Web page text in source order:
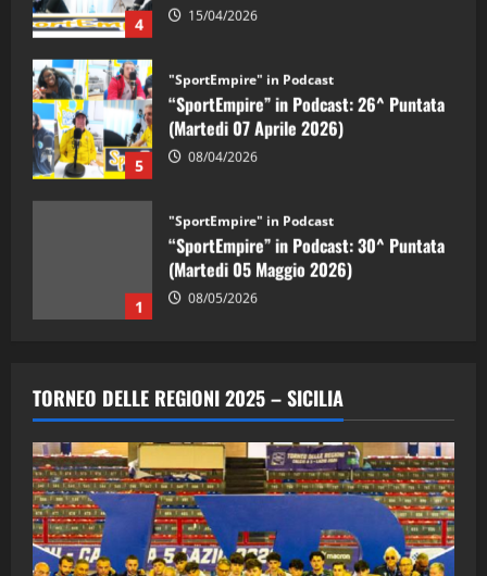
4 15/04/2026
5
"SportEmpire" in Podcast
“SportEmpire” in Podcast: 26^ Puntata
(Martedi 07 Aprile 2026)
08/04/2026
1
"SportEmpire" in Podcast
“SportEmpire” in Podcast: 30^ Puntata
(Martedi 05 Maggio 2026)
08/05/2026
2
“SportEmpire” in Podcast: 29^ Puntata
(Martedi 28 Aprile 2026)
28/04/2026
"SportEmpire" in Podcast
“SportEmpire” in Podcast: 28^ Puntata
(Martedi 21 Aprile 2026)
TORNEO DELLE REGIONI 2025 – SICILIA